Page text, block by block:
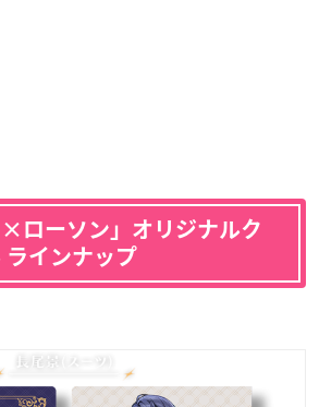
×ローソン」オリジナルク
ラインナップ